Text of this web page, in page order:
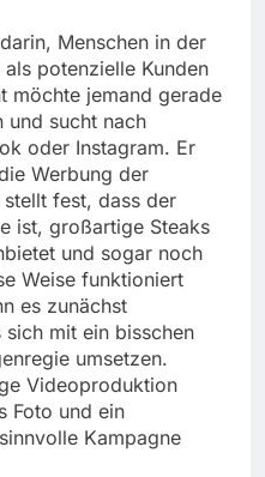
Menschen in der
potenzielle Kunden
möchte jemand gerade
und sucht nach
oder Instagram. Er
Werbung der
fest, dass der
ist, großartige Steaks
und sogar noch
Weise funktioniert
es zunächst
mit ein bisschen
umsetzen.
Videoproduktion
Foto und ein
Kampagne